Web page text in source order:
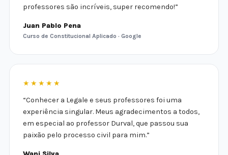
professores são incríveis, super recomendo!”
Juan Pablo Pena
Curso de Constitucional Aplicado · Google
★★★★★
“Conhecer a Legale e seus professores foi uma
experiência singular. Meus agradecimentos a todos,
em especial ao professor Durval, que passou sua
paixão pelo processo civil para mim.”